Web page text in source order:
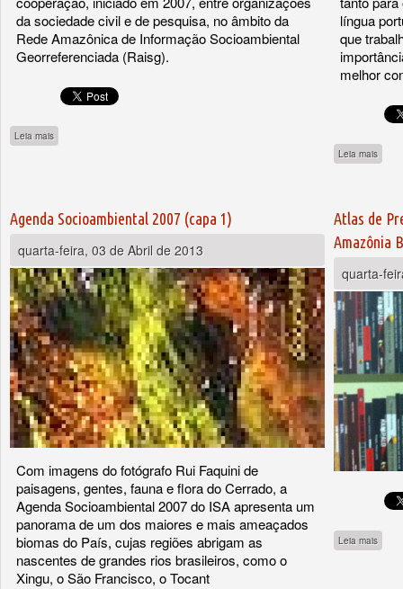
da sociedade civil e de pesquisa, no âmbito da
Rede Amazônica de Informação Socioambiental
Georreferenciada (Raisg).
Leia mais
língua
que
melhor
Leia mais
Agenda Socioambiental 2007 (capa 1)
quarta-feira, 03 de Abril de 2013
Com imagens do fotógrafo Rui Faquini de
paisagens, gentes, fauna e flora do Cerrado, a
Agenda Socioambiental 2007 do ISA apresenta um
panorama de um dos maiores e mais ameaçados
biomas do País, cujas regiões abrigam as
nascentes de grandes rios brasileiros, como o
Xingu, o São Francisco, o Tocant
Atlas de
Amazônia
quarta-
Leia mais